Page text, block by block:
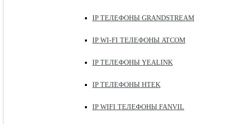
IP ТЕЛЕФОНЫ GRANDSTREAM
IP WI-FI ТЕЛЕФОНЫ ATCOM
IP ТЕЛЕФОНЫ YEALINK
IP ТЕЛЕФОНЫ HTEK
IP WIFI ТЕЛЕФОНЫ FANVIL